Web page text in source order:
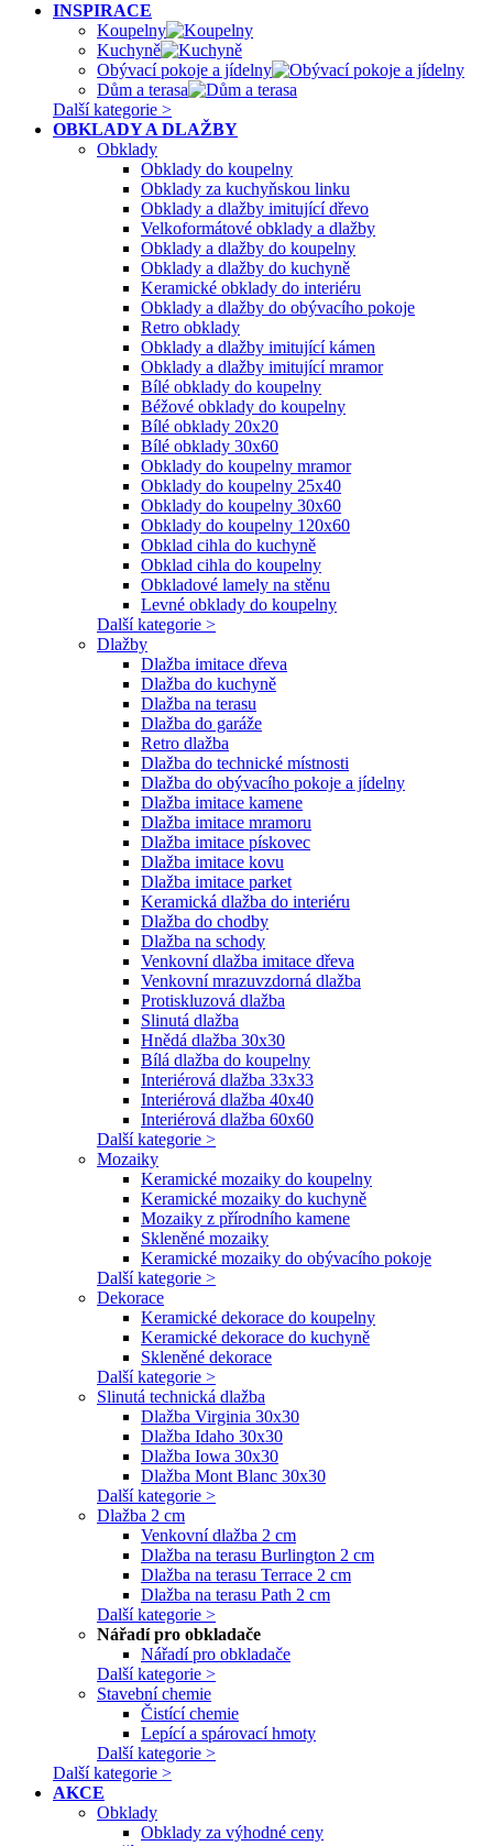
INSPIRACE
Koupelny
Kuchyně
Obývací pokoje a jídelny
Dům a terasa
Další kategorie >
OBKLADY A DLAŽBY
Obklady
Obklady do koupelny
Obklady za kuchyňskou linku
Obklady a dlažby imitující dřevo
Velkoformátové obklady a dlažby
Obklady a dlažby do koupelny
Obklady a dlažby do kuchyně
Keramické obklady do interiéru
Obklady a dlažby do obývacího pokoje
Retro obklady
Obklady a dlažby imitující kámen
Obklady a dlažby imitující mramor
Bílé obklady do koupelny
Béžové obklady do koupelny
Bílé obklady 20x20
Bílé obklady 30x60
Obklady do koupelny mramor
Obklady do koupelny 25x40
Obklady do koupelny 30x60
Obklady do koupelny 120x60
Obklad cihla do kuchyně
Obklad cihla do koupelny
Obkladové lamely na stěnu
Levné obklady do koupelny
Další kategorie >
Dlažby
Dlažba imitace dřeva
Dlažba do kuchyně
Dlažba na terasu
Dlažba do garáže
Retro dlažba
Dlažba do technické místnosti
Dlažba do obývacího pokoje a jídelny
Dlažba imitace kamene
Dlažba imitace mramoru
Dlažba imitace pískovec
Dlažba imitace kovu
Dlažba imitace parket
Keramická dlažba do interiéru
Dlažba do chodby
Dlažba na schody
Venkovní dlažba imitace dřeva
Venkovní mrazuvzdorná dlažba
Protiskluzová dlažba
Slinutá dlažba
Hnědá dlažba 30x30
Bílá dlažba do koupelny
Interiérová dlažba 33x33
Interiérová dlažba 40x40
Interiérová dlažba 60x60
Další kategorie >
Mozaiky
Keramické mozaiky do koupelny
Keramické mozaiky do kuchyně
Mozaiky z přírodního kamene
Skleněné mozaiky
Keramické mozaiky do obývacího pokoje
Další kategorie >
Dekorace
Keramické dekorace do koupelny
Keramické dekorace do kuchyně
Skleněné dekorace
Další kategorie >
Slinutá technická dlažba
Dlažba Virginia 30x30
Dlažba Idaho 30x30
Dlažba Iowa 30x30
Dlažba Mont Blanc 30x30
Další kategorie >
Dlažba 2 cm
Venkovní dlažba 2 cm
Dlažba na terasu Burlington 2 cm
Dlažba na terasu Terrace 2 cm
Dlažba na terasu Path 2 cm
Další kategorie >
Nářadí pro obkladače
Nářadí pro obkladače
Další kategorie >
Stavební chemie
Čistící chemie
Lepící a spárovací hmoty
Další kategorie >
Další kategorie >
AKCE
Obklady
Obklady za výhodné ceny